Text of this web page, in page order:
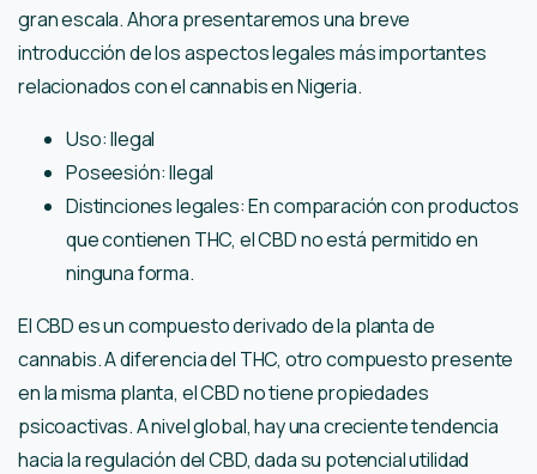
gran escala. Ahora presentaremos una breve
introducción de los aspectos legales más importantes
relacionados con el cannabis en Nigeria.
Uso: Ilegal
Poseesión: Ilegal
Distinciones legales: En comparación con productos
que contienen THC, el CBD no está permitido en
ninguna forma.
El CBD es un compuesto derivado de la planta de
cannabis. A diferencia del THC, otro compuesto presente
en la misma planta, el CBD no tiene propiedades
psicoactivas. A nivel global, hay una creciente tendencia
hacia la regulación del CBD, dada su potencial utilidad